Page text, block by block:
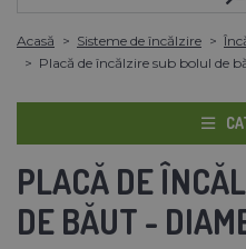
Acasă Sisteme de încălzire
Placă de încălzire sub bolul de
PLACĂ DE
DE BĂUT -